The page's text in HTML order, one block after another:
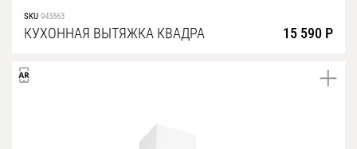
SKU 943863
КУХОННАЯ ВЫТЯЖКА КВАДРА 15 590 Р